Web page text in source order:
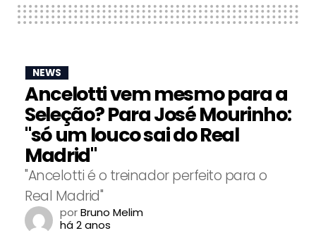
NEWS
Ancelotti vem mesmo para a
Seleção? Para José Mourinho:
"só um louco sai do Real
Madrid"
"Ancelotti é o treinador perfeito para o
Real Madrid"
porBruno Melim
há 2 anos